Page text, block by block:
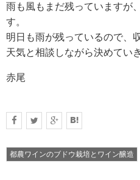
雨も風もまだ残っていますが
す。
明日も雨が残っているので、
天気と相談しながら決めてい
赤尾
都農ワインのブドウ栽培とワイン醸造